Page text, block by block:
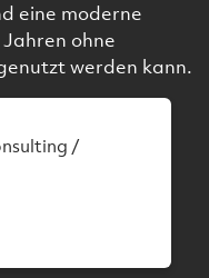
eine moderne
ohne
werden kann.
/